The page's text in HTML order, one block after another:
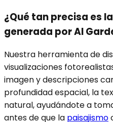
¿Qué tan precisa es
generada por AI
Nuestra herramienta de
visualizaciones
imagen y descripciones
profundidad espacial, la
natural, ayudándote a
antes de que la paisajismo